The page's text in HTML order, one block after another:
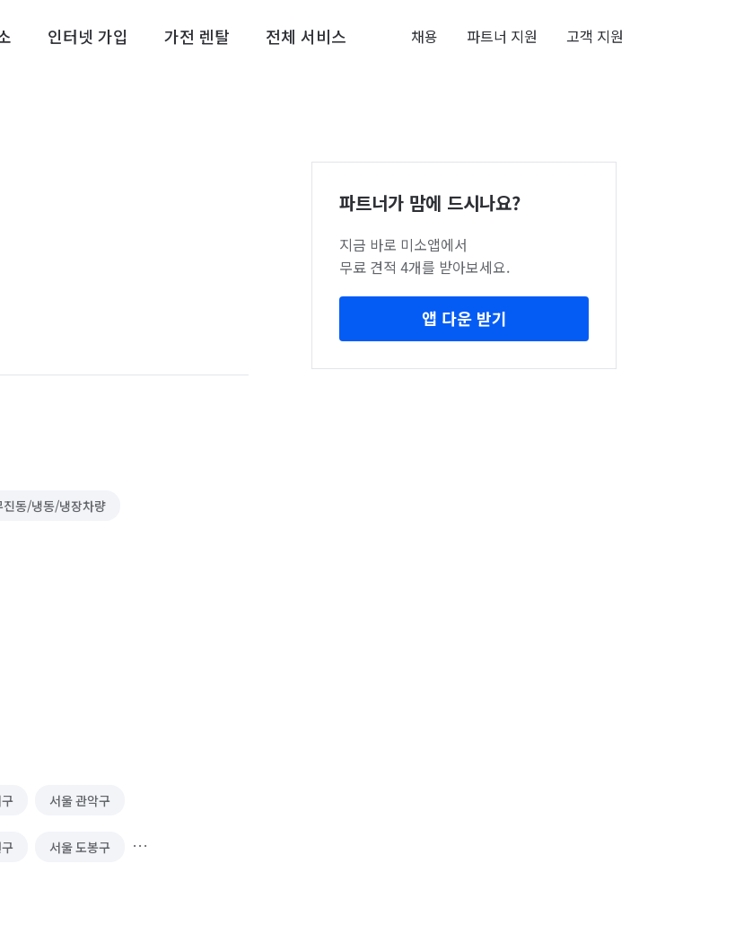
인터넷 가입 가전 렌탈 전체 서비스 채용 파트너 지원 고객 지원
진동/냉동/냉장차량
서울 관악구
서울 도봉구
파트너가 맘에 드시나요?
지금 바로 미소앱에서
무료 견적 4개를 받아보세요.
앱 다운 받기